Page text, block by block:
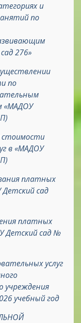
и
по
276»
по
«МАДОУ
стоимости
в «МАДОУ
платных
сад
платных
Детский сад №
услуг
учреждения
учебный год